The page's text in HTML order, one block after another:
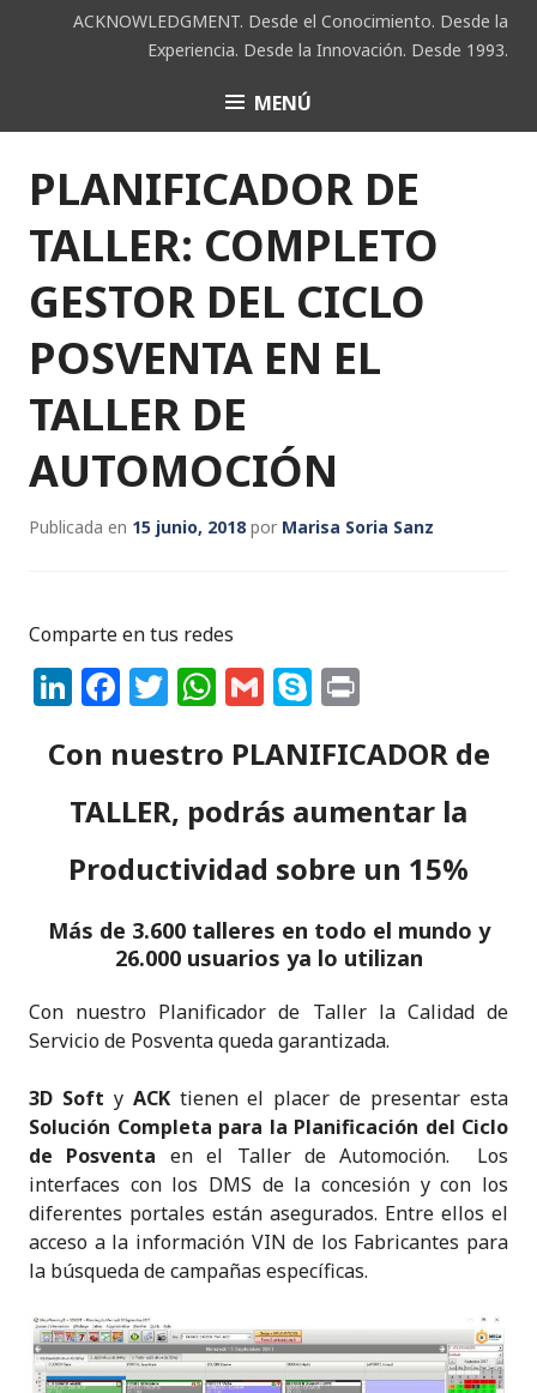
ACKNOWLEDGMENT. Desde el Conocimiento. Desde la
Experiencia. Desde la Innovación. Desde 1993.
ACK MENÚ
PLANIFICADOR DE
TALLER: COMPLETO
GESTOR DEL CICLO
POSVENTA EN EL
TALLER DE
AUTOMOCIÓN
Publicada en 15 junio, 2018por Marisa Soria Sanz
Comparte en tus redes
Li
k
e
dI
n
F
c
e
b
o
o
k
T
it
te
r
W
a
ts
A
p
p
G
ai
l
S
y
p
e
n
t
Con nuestro PLANIFICADOR de
TALLER, podrás aumentar la
Productividad sobre un 15%
Más de 3.600 talleres en todo el mundo y
26.000 usuarios ya lo utilizan
Con nuestro Planificador de Taller la Calidad de
Servicio de Posventa queda garantizada.
3D Soft y ACKtienen el placer de presentar esta
Solución Completa para la Planificación del Ciclo
de Posventa en el Taller de Automoción. Los
interfaces con los DMS de la concesión y con los
diferentes portales están asegurados. Entre ellos el
acceso a la información VIN de los Fabricantes para
la búsqueda de campañas específicas.